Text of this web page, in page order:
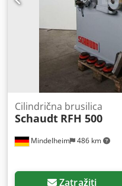
Sučelje za automatizaciju
kada su vrata otvorena
električnim uvlačenjem
ploča 1 komad Pojasni
Puštanje u rad i obuka.
rad od strane Okamota u
Isf Sea Prijevoz na upit
Mindelheim 486 km
Cilindrična brusilica
Schaudt RFH 500
Zatražiti